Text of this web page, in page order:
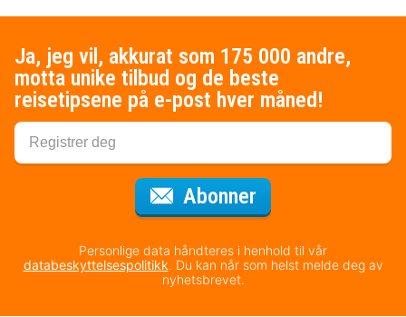
Ja, jeg vil, akkurat som 175 000 andre,
motta unike tilbud og de beste
reisetipsene på e-post hver måned!
Abonner
Personlige data håndteres i henhold til vår
databeskyttelsespolitikk. Du kan når som helst melde deg av
nyhetsbrevet.